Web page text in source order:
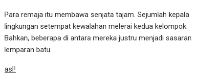
Para remaja itu membawa senjata tajam. Sejumlah kepala
lingkungan setempat kewalahan melerai kedua kelompok.
Bahkan, beberapa di antara mereka justru menjadi sasaran
lemparan batu.
asl!